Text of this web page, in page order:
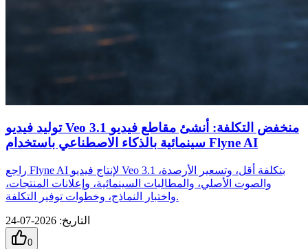
توليد فيديو Veo 3.1 منخفض التكلفة: أنشئ مقاطع فيديو
سينمائية بالذكاء الاصطناعي باستخدام Flyne AI
راجع Flyne AI لإنتاج فيديو Veo 3.1 بتكلفة أقل، وتسعير الأرصدة،
والصوت الأصلي، والمطالبات السينمائية، وإعلانات المنتجات،
واختبار النماذج، وخطوات توفير التكلفة.
التاريخ:
2026-07-24
0